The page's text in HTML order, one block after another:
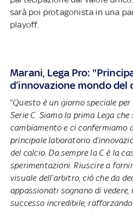
sarà poi protagonista in una
playoff.
Marani, Lega Pro:
d’innovazione mondo del
“Questo è un giorno speciale
Serie C. Siamo la prima Lega
cambiamento e ci confermiamo
principale laboratorio
del calcio. Da sempre la C è la
sperimentazioni. Riuscire a
visuale dell’arbitro, ciò che da
appassionati sognano di
successo incredibile,